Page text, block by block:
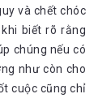
và chết chóc
biết rõ rằng
chúng nếu có
như còn cho
cuộc cũng chỉ